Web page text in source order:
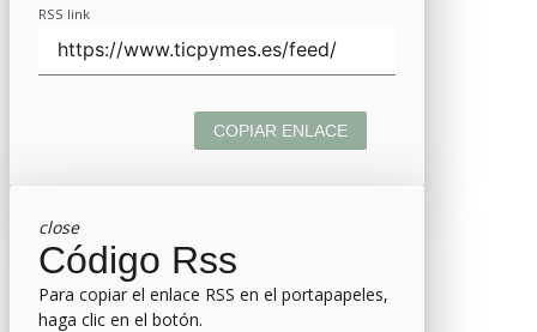
RSS link
COPIAR ENLACE
close
Código Rss
Para copiar el enlace RSS en el portapapeles,
haga clic en el botón.